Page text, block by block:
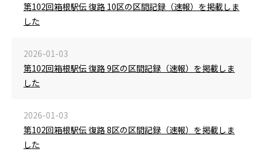
第102回箱根駅伝 復路 10区の区間記録（速報）を掲載しま
した
2026-01-03
第102回箱根駅伝 復路 9区の区間記録（速報）を掲載しま
した
2026-01-03
第102回箱根駅伝 復路 8区の区間記録（速報）を掲載しま
した